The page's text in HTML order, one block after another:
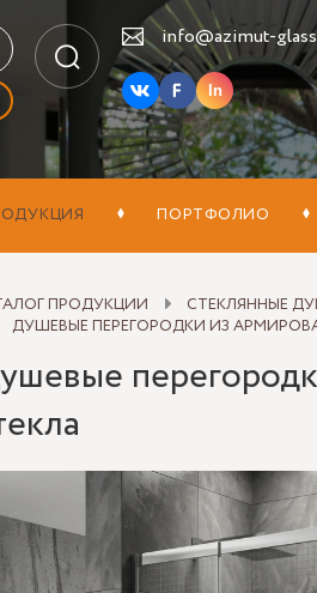
info@azimut-
In
ПОРТФОЛИО
ПРОДУКЦИИ
СТЕКЛЯННЫЕ
ДУШЕВЫЕ ПЕРЕГОРОДКИ ИЗ